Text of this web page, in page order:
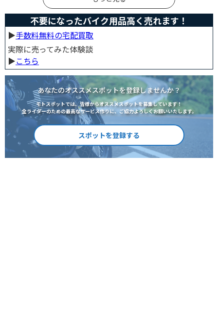
不要になったバイク用品高く売れます！
▶︎手数料無料の宅配買取
実際に売ってみた体験談
▶︎こちら
あなたのオススメスポットを登録しませんか？
モトスポットでは、皆様からオススメスポットを募集しています！
全ライダーのための最高なサービス作りに、ご協力よろしくお願いいたします。
スポットを登録する